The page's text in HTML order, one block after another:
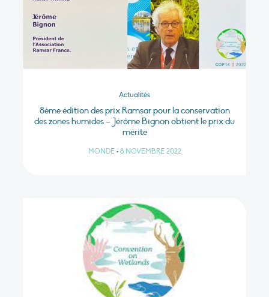
Actualités
8ème édition des prix Ramsar pour la conservation
des zones humides – Jérôme Bignon obtient le prix du
mérite
MONDE • 8 NOVEMBRE 2022